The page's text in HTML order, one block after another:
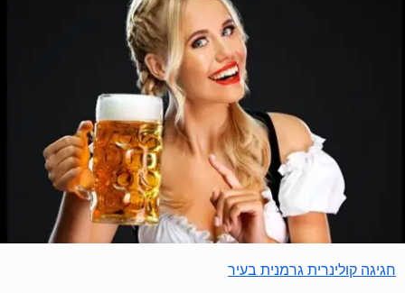
חגיגה קולינרית גרמנית בעיר